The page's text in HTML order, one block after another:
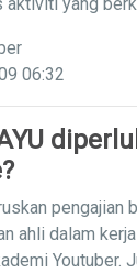
06:32
pengajian
ahli dalam
Youtuber.